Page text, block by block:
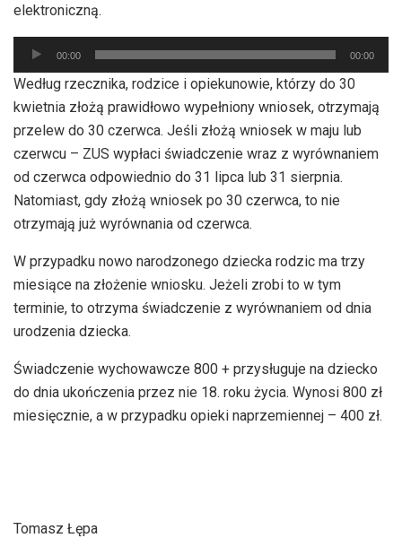
elektroniczną.
Odtwarzacz
plików
dźwiękowych
00:00 00:00
Według rzecznika, rodzice i opiekunowie, którzy do 30
kwietnia złożą prawidłowo wypełniony wniosek, otrzymają
przelew do 30 czerwca. Jeśli złożą wniosek w maju lub
czerwcu – ZUS wypłaci świadczenie wraz z wyrównaniem
od czerwca odpowiednio do 31 lipca lub 31 sierpnia.
Natomiast, gdy złożą wniosek po 30 czerwca, to nie
otrzymają już wyrównania od czerwca.
W przypadku nowo narodzonego dziecka rodzic ma trzy
miesiące na złożenie wniosku. Jeżeli zrobi to w tym
terminie, to otrzyma świadczenie z wyrównaniem od dnia
urodzenia dziecka.
Świadczenie wychowawcze 800 + przysługuje na dziecko
do dnia ukończenia przez nie 18. roku życia. Wynosi 800 zł
miesięcznie, a w przypadku opieki naprzemiennej – 400 zł.
Tomasz Łępa